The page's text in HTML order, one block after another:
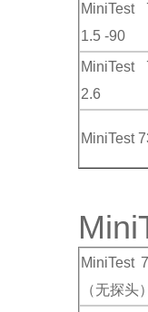
MiniTest
1.5 -90
MiniTest
2.6
MiniTest
MiniTest
（无探头